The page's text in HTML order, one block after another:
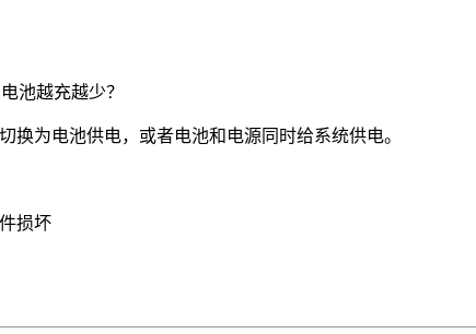
池越充越少？
换为电池供电，或者电池和电源同时给系统供电。
损坏